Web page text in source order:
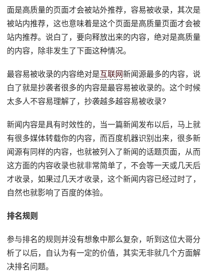
面是高质量的页面才会被站外推荐，容易被收录，其次是
被站内推荐，这也意味着是这个页面是高质量页面才会被
站内推荐。说白了，要向释放出来的内容，绝对是高质量
的内容，除非发生了下面这种情况。
最容易被收录的内容绝对是互联网新闻源最多的内容，说
白了就是抄袭者很多的内容是最容易被收录的。这个时候
太多人不容易理解了，抄袭越多越容易被收录?
新闻内容是具有时效性的，当一篇新闻发布以后，马上就
有很多媒体转载你的内容，而百度机器识别出来，很多新
闻源有同样的内容，也就被列入了新闻的话题页面，从而
这方面的内容收录也就非常简单了，不会等一天或几天后
才收录，如果过几天才收录，这个新闻内容已经过时了，
自然也就影响了百度的体验。
排名规则
参与排名的规则并没有想象中那么复杂，听到这位大哥分
析了以后，自认为有一定的价值，其实无非就几个方面解
决排名问题。